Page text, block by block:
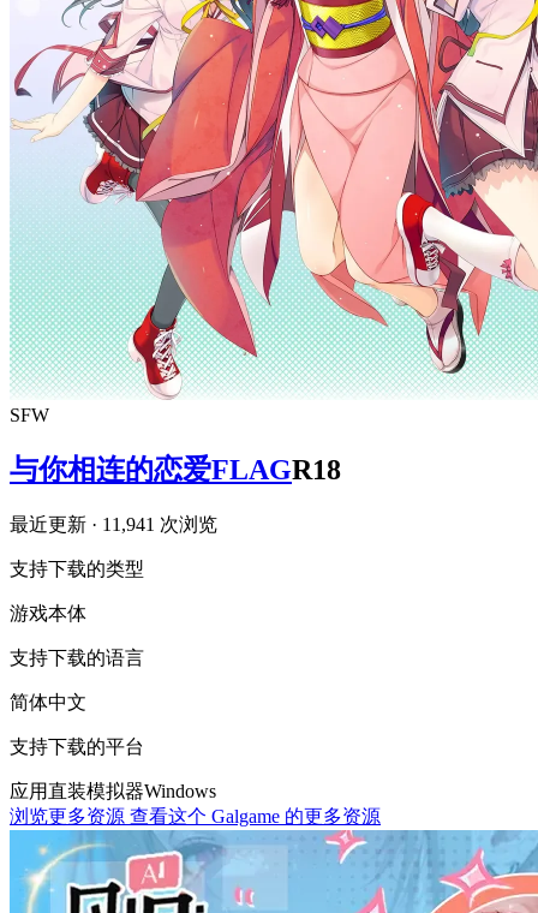
SFW
与你相连的恋爱FLAGR18
最近更新 · 11,941 次浏览
支持下载的类型
游戏本体
支持下载的语言
简体中文
支持下载的平台
应用直装模拟器Windows
浏览更多资源 查看这个 Galgame 的更多资源